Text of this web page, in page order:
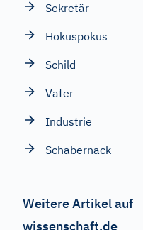
Sekretär
Hokuspokus
Schild
Vater
Industrie
Schabernack
Weitere Artikel auf
wissenschaft.de